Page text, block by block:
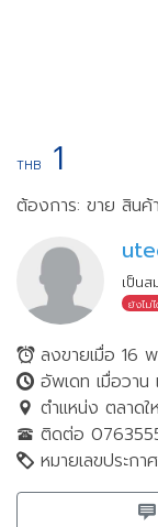
THB 1
ต้องการ: ขาย สินค้
เป็น
ยังไม่
ลงขายเมื่อ 16
อัพเดท เมื่อวาน
ตำแหน่ง ตลาด
ติดต่อ
หมายเลขประก